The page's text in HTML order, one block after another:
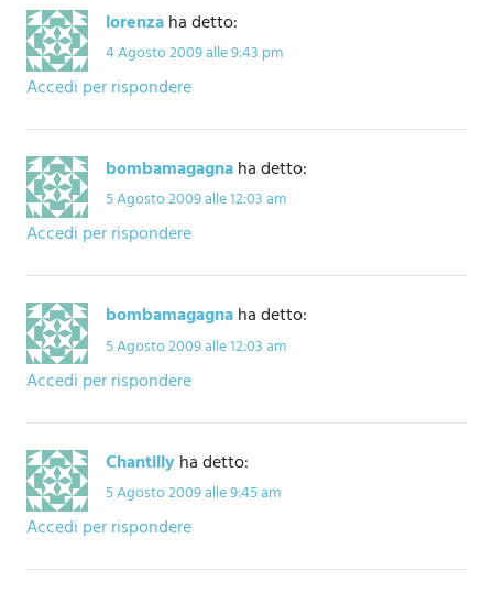
lorenzaha detto:
4 Agosto 2009 alle 9:43 pm
Accedi per rispondere
bombamagagnaha detto:
5 Agosto 2009 alle 12:03 am
Accedi per rispondere
bombamagagnaha detto:
5 Agosto 2009 alle 12:03 am
Accedi per rispondere
Chantillyha detto:
5 Agosto 2009 alle 9:45 am
Accedi per rispondere